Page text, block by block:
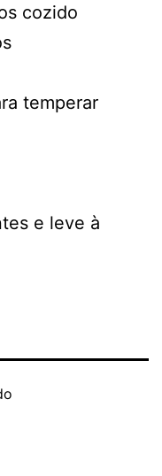
cozido
temperar
e leve à